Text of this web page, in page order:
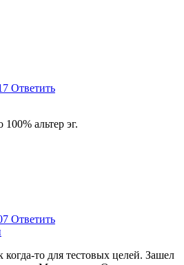
Ответить
альтер эг.
Ответить
когда-то для тестовых целей. Зашел